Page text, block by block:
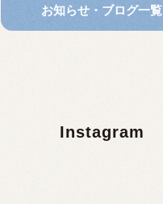
お知らせ・ブログ一覧
Instagram